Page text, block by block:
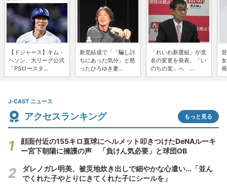
【ドジャース】キム・
ヘソン、大リーグ公式
「PSロースタ...
新党結成で「「騙し討
ちにあった気分」と怒
ったひろゆき妻...
「れいわ新選組」が党
名の変更を発表、「い
のちの党」へ ...
J-CAST ニュース
アクセスランキング もっと見る
顔面付近の155キロ直球にヘルメット叩きつけたDeNAルーキ
ー宮下朝陽に擁護の声 「負けん気必要」と球団OB
ダレノガレ明美、被災地炊き出しで細やかな心遣い...「並ん
でくれた子やとりにきてくれた子にシールを」